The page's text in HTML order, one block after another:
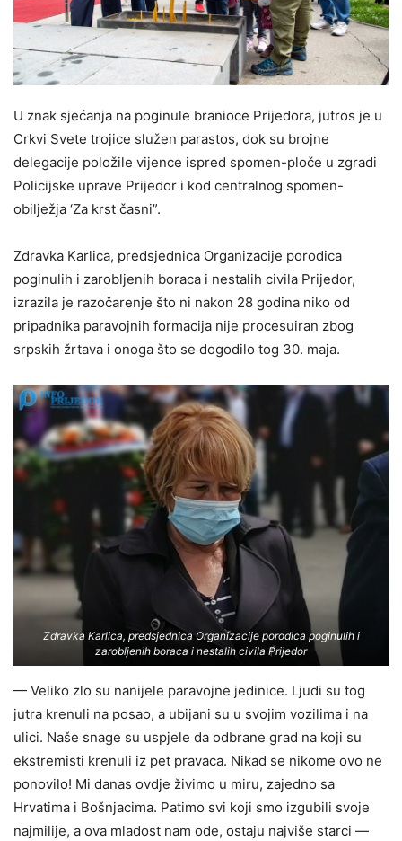
U znak sjećanja na poginule branioce Prijedora, jutros je u
Crkvi Svete trojice služen parastos, dok su brojne
delegacije položile vijence ispred spomen-ploče u zgradi
Policijske uprave Prijedor i kod centralnog spomen-
obilježja ‘Za krst časni”.
Zdravka Karlica, predsjednica Organizacije porodica
poginulih i zarobljenih boraca i nestalih civila Prijedor,
izrazila je razočarenje što ni nakon 28 godina niko od
pripadnika paravojnih formacija nije procesuiran zbog
srpskih žrtava i onoga što se dogodilo tog 30. maja.
Zdravka Karlica, predsjednica Organizacije porodica poginulih i
zarobljenih boraca i nestalih civila Prijedor
— Veliko zlo su nanijele paravojne jedinice. Ljudi su tog
jutra krenuli na posao, a ubijani su u svojim vozilima i na
ulici. Naše snage su uspjele da odbrane grad na koji su
ekstremisti krenuli iz pet pravaca. Nikad se nikome ovo ne
ponovilo! Mi danas ovdje živimo u miru, zajedno sa
Hrvatima i Bošnjacima. Patimo svi koji smo izgubili svoje
najmilije, a ova mladost nam ode, ostaju najviše starci —